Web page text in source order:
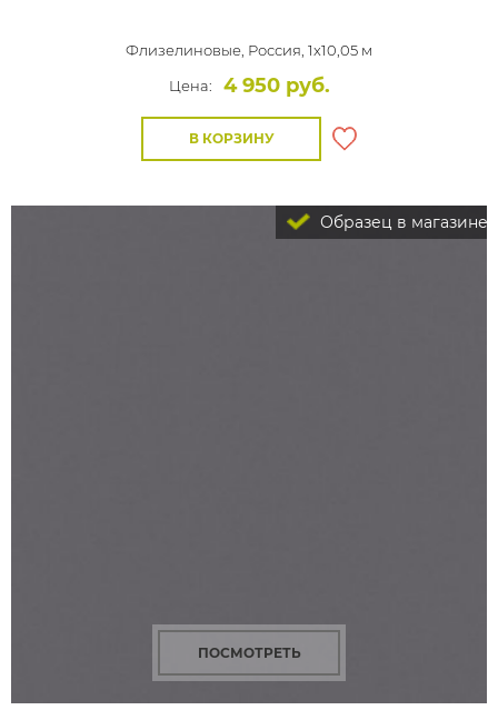
Флизелиновые, Россия, 1x10,05 м
Цена:
4 950 руб.
В КОРЗИНУ
Образец в магазине
ПОСМОТРЕТЬ